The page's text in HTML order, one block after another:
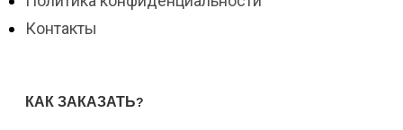
Контакты
КАК ЗАКАЗАТЬ?